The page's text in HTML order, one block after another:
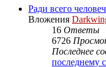
Ради всего
Вложения
16 Ответы
6726
Последнее
последнему